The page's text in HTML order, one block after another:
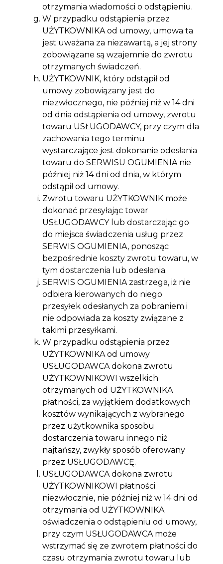
otrzymania wiadomości o odstąpieniu.
W przypadku odstąpienia przez
UŻYTKOWNIKA od umowy, umowa ta
jest uważana za niezawartą, a jej strony
zobowiązane są wzajemnie do zwrotu
otrzymanych świadczeń.
UŻYTKOWNIK, który odstąpił od
umowy zobowiązany jest do
niezwłocznego, nie później niż w 14 dni
od dnia odstąpienia od umowy, zwrotu
towaru USŁUGODAWCY, przy czym dla
zachowania tego terminu
wystarczające jest dokonanie odesłania
towaru do SERWISU OGUMIENIA nie
później niż 14 dni od dnia, w którym
odstąpił od umowy.
Zwrotu towaru UŻYTKOWNIK może
dokonać przesyłając towar
USŁUGODAWCY lub dostarczając go
do miejsca świadczenia usług przez
SERWIS OGUMIENIA, ponosząc
bezpośrednie koszty zwrotu towaru, w
tym dostarczenia lub odesłania.
SERWIS OGUMIENIA zastrzega, iż nie
odbiera kierowanych do niego
przesyłek odesłanych za pobraniem i
nie odpowiada za koszty związane z
takimi przesyłkami.
W przypadku odstąpienia przez
UŻYTKOWNIKA od umowy
USŁUGODAWCA dokona zwrotu
UŻYTKOWNIKOWI wszelkich
otrzymanych od UŻYTKOWNIKA
płatności, za wyjątkiem dodatkowych
kosztów wynikających z wybranego
przez użytkownika sposobu
dostarczenia towaru innego niż
najtańszy, zwykły sposób oferowany
przez USŁUGODAWCĘ.
USŁUGODAWCA dokona zwrotu
UŻYTKOWNIKOWI płatności
niezwłocznie, nie później niż w 14 dni od
otrzymania od UŻYTKOWNIKA
oświadczenia o odstąpieniu od umowy,
przy czym USŁUGODAWCA może
wstrzymać się ze zwrotem płatności do
czasu otrzymania zwrotu towaru lub